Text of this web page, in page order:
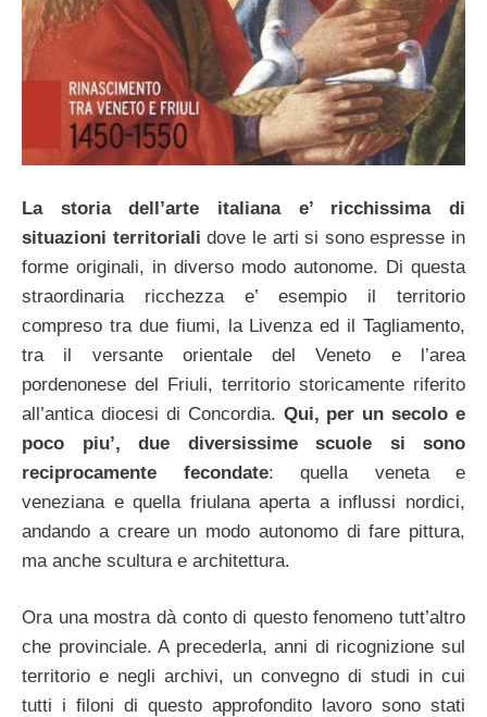
La storia dell’arte italiana e’ ricchissima di
situazioni territoriali dove le arti si sono espresse in
forme originali, in diverso modo autonome. Di questa
straordinaria ricchezza e’ esempio il territorio
compreso tra due fiumi, la Livenza ed il Tagliamento,
tra il versante orientale del Veneto e l’area
pordenonese del Friuli, territorio storicamente riferito
all’antica diocesi di Concordia. Qui, per un secolo e
poco piu’, due diversissime scuole si sono
reciprocamente fecondate: quella veneta e
veneziana e quella friulana aperta a influssi nordici,
andando a creare un modo autonomo di fare pittura,
ma anche scultura e architettura.
Ora una mostra dà conto di questo fenomeno tutt’altro
che provinciale. A precederla, anni di ricognizione sul
territorio e negli archivi, un convegno di studi in cui
tutti i filoni di questo approfondito lavoro sono stati